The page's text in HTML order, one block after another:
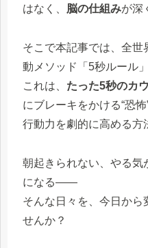
はなく、 脳の仕組みが深
そこで本記事では、全
動メソッド「5秒ルール
これは、 たった5秒のカ
にブレーキをかける“恐怖
行動力を劇的に高める方
朝起きられない、やる気
になる――
そんな日々を、今日から
せんか？